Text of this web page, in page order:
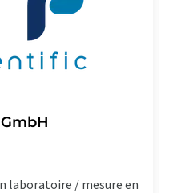
laboratoire / mesure en